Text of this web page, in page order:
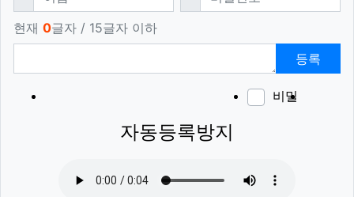
현재 0글자 / 15글자 이하
등록
비밀
자동등록방지